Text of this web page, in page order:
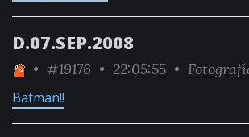
D.07.SEP.2008
• #19176 • 22:05:55 •
Batman!!